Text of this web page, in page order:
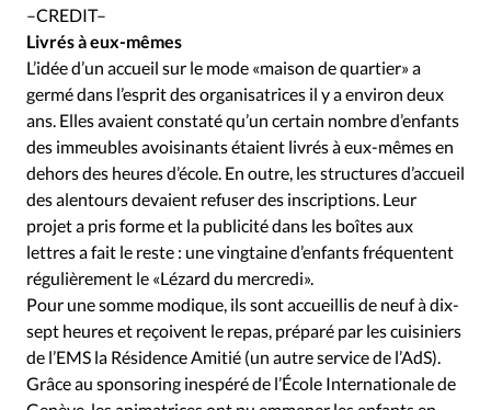
–CREDIT–
Livrés à eux-mêmes
L’idée d’un accueil sur le mode «maison de quartier» a
germé dans l’esprit des organisatrices il y a environ deux
ans. Elles avaient constaté qu’un certain nombre d’enfants
des immeubles avoisinants étaient livrés à eux-mêmes en
dehors des heures d’école. En outre, les structures d’accueil
des alentours devaient refuser des inscriptions. Leur
projet a pris forme et la publicité dans les boîtes aux
lettres a fait le reste : une vingtaine d’enfants fréquentent
régulièrement le «Lézard du mercredi».
Pour une somme modique, ils sont accueillis de neuf à dix-
sept heures et reçoivent le repas, préparé par les cuisiniers
de l’EMS la Résidence Amitié (un autre service de l’AdS).
Grâce au sponsoring inespéré de l’École Internationale de